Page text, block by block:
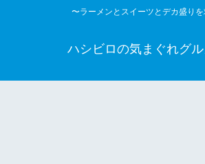
〜ラーメンとスイーツとデカ盛り
ハシビロの気まぐれグ